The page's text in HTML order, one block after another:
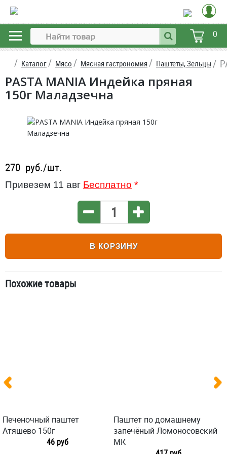
0
Каталог Мясо Мясная гастрономия Паштеты, Зельцы
PASTA MANIA Индейка пряная
150г Маладзечна
270 руб./шт.
Привезем 11 авг Бесплатно *
В КОРЗИНУ
Похожие товары
Печеночный паштет
Атяшево 150г
46 руб
Паштет по домашнему
запечёный Ломоносовский
МК